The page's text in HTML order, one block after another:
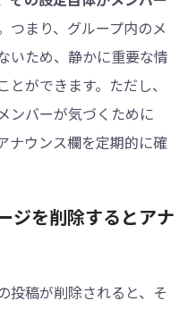
つまり、グループ内のメ
いため、静かに重要な情
ができます。ただし、
ンバーが気づくために
ナウンス欄を定期的に確
ジを削除するとアナ
投稿が削除されると、そ